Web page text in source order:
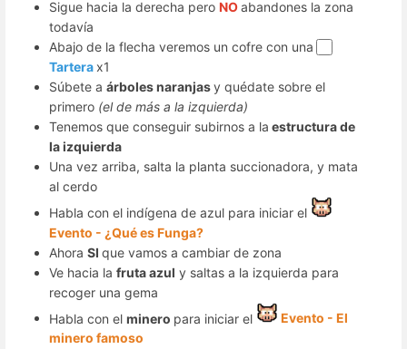
Sigue hacia la derecha pero NOabandones la zona
todavía
Abajo de la flecha veremos un cofre con una
Tarterax1
Súbete a árboles naranjasy quédate sobre el
primero (el de más a la izquierda)
Tenemos que conseguir subirnos a la estructura de
la izquierda
Una vez arriba, salta la planta succionadora, y mata
al cerdo
Habla con el indígena de azul para iniciar el
Evento - ¿Qué es Funga?
Ahora SI que vamos a cambiar de zona
Ve hacia la fruta azul y saltas a la izquierda para
recoger una gema
Habla con el minero para iniciar el
Evento - El
minero famoso